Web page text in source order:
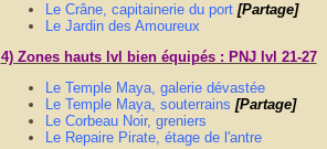
Le Crâne, capitainerie du port [Partage]
Le Jardin des Amoureux
4) Zones hauts lvl bien équipés : PNJ lvl 21-27
Le Temple Maya, galerie dévastée
Le Temple Maya, souterrains [Partage]
Le Corbeau Noir, greniers
Le Repaire Pirate, étage de l'antre